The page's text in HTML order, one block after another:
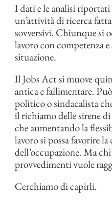
I dati e le analisi
un’attività di ricerca
sovversivi. Chiunque si
lavoro con competenza
situazione.
Il Jobs Act si muove
antica e fallimentare.
politico o sindacalista
il richiamo delle sirene
che aumentando la
lavoro si possa favorire la
dell’occupazione. Ma
provvedimenti vuole
Cerchiamo di capirli.